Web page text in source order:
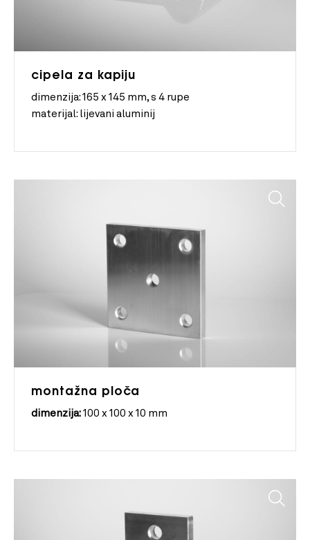
cipela za kapiju
dimenzija: 165 x 145 mm, s 4 rupe
materijal: lijevani aluminij
montažna ploča
dimenzija: 100 x 100 x 10 mm